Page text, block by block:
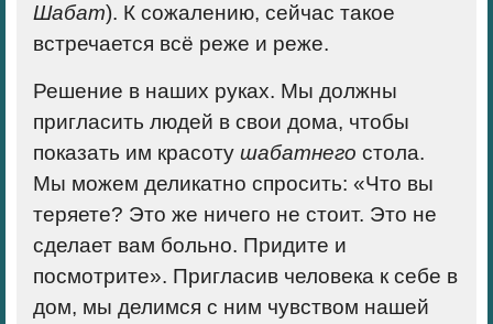
Шабат). К сожалению, сейчас такое
встречается всё реже и реже.
Решение в наших руках. Мы должны
пригласить людей в свои дома, чтобы
показать им красоту шабатнего стола.
Мы можем деликатно спросить: «Что вы
теряете? Это же ничего не стоит. Это не
сделает вам больно. Придите и
посмотрите». Пригласив человека к себе в
дом, мы делимся с ним чувством нашей